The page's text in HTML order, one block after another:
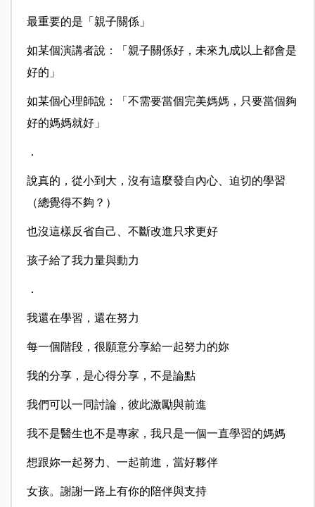
最重要的是「親子關係」
如某個演講者說：「親子關係好，未來九成以上都會是
好的」
如某個心理師說：「不需要當個完美媽媽，只要當個夠
好的媽媽就好」
．
說真的，從小到大，沒有這麼發自內心、迫切的學習
（總覺得不夠？）
也沒這樣反省自己、不斷改進只求更好
孩子給了我力量與動力
．
我還在學習，還在努力
每一個階段，很願意分享給一起努力的妳
我的分享，是心得分享，不是論點
我們可以一同討論，彼此激勵與前進
我不是醫生也不是專家，我只是一個一直學習的媽媽
想跟妳一起努力、一起前進，當好夥伴
女孩。謝謝一路上有你的陪伴與支持